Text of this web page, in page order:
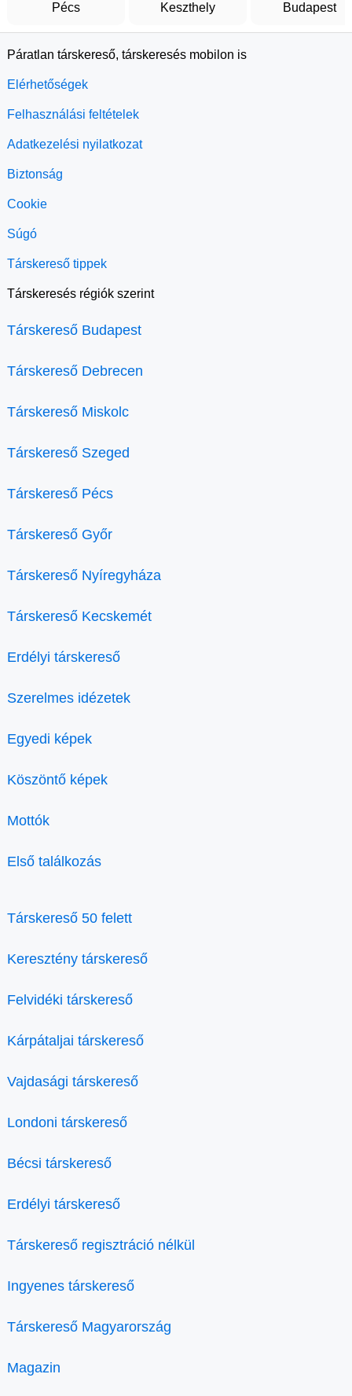
Pécs
Keszthely
Budapest
Páratlan társkereső, társkeresés mobilon is
Elérhetőségek
Felhasználási feltételek
Adatkezelési nyilatkozat
Biztonság
Cookie
Súgó
Társkereső tippek
Társkeresés régiók szerint
Társkereső Budapest
Társkereső Debrecen
Társkereső Miskolc
Társkereső Szeged
Társkereső Pécs
Társkereső Győr
Társkereső Nyíregyháza
Társkereső Kecskemét
Erdélyi társkereső
Szerelmes idézetek
Egyedi képek
Köszöntő képek
Mottók
Első találkozás
Társkereső 50 felett
Keresztény társkereső
Felvidéki társkereső
Kárpátaljai társkereső
Vajdasági társkereső
Londoni társkereső
Bécsi társkereső
Erdélyi társkereső
Társkereső regisztráció nélkül
Ingyenes társkereső
Társkereső Magyarország
Magazin